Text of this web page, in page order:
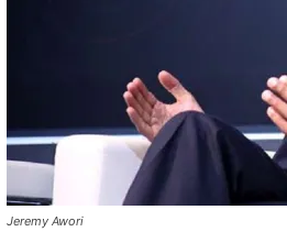
Jeremy Awori